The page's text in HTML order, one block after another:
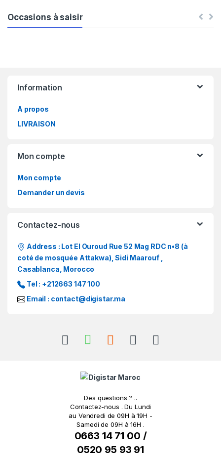
Occasions à saisir
Information
A propos
LIVRAISON
Mon compte
Mon compte
Demander un devis
Contactez-nous
Address : Lot El Ouroud Rue 52 Mag RDC n•8 (à
coté de mosquée Attakwa), Sidi Maarouf ,
Casablanca, Morocco
Tel : +212663 147 100
Email : contact@digistar.ma
Des questions ? ..
Contactez-nous . Du Lundi
au Vendredi de 09H à 19H -
Samedi de 09H à 16H .
0663 14 71 00 /
0520 95 93 91